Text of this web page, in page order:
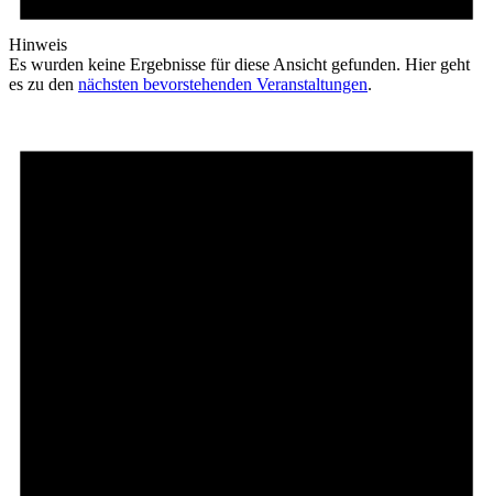
Hinweis
Es wurden keine Ergebnisse für diese Ansicht gefunden. Hier geht
es zu den nächsten bevorstehenden Veranstaltungen.